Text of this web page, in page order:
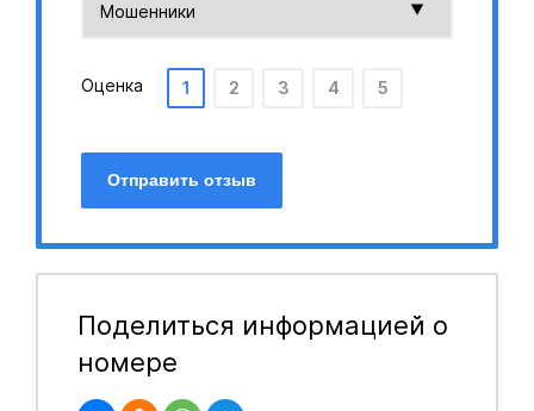
Оценка 1 2 3 4 5
Отправить отзыв
Поделиться информацией о
номере